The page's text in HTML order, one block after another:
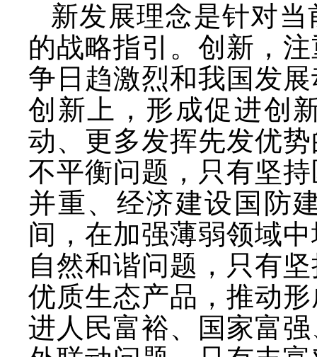
新发展理念是针对
的战略指引。创新，
争日趋激烈和我国发
创新上，形成促进创
动、更多发挥先发优
不平衡问题，只有坚
并重、经济建设国防
间，在加强薄弱领域
自然和谐问题，只有
优质生态产品，推动
进人民富裕、国家富